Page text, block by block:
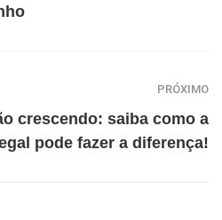
PRÓXIMO
crescendo: saiba como a
pode fazer a diferença!